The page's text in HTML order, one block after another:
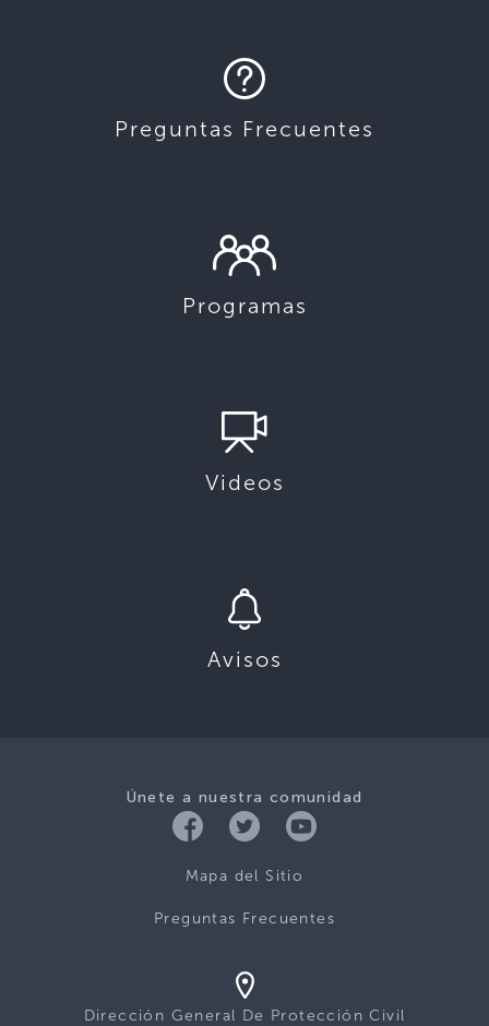
Preguntas Frecuentes
Programas
Videos
Avisos
Únete a nuestra comunidad
Mapa del Sitio
Preguntas Frecuentes
Dirección General De Protección Civil